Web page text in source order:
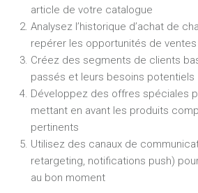
article de votre catalogue
Analysez l’historique d’achat de
repérer les opportunités de
Créez des segments de clients
passés et leurs besoins potentiels
Développez des offres spéciales
mettant en avant les produits
pertinents
Utilisez des canaux de
retargeting, notifications push)
au bon moment